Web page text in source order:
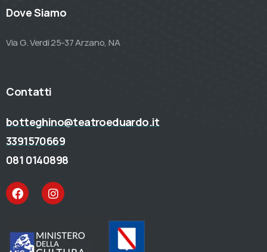
Dove Siamo
Via G. Verdi 25-37 Arzano, NA
Contatti
botteghino@teatroeduardo.it
3391570669
081 0140898